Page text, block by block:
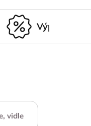
Výprodej
vidle